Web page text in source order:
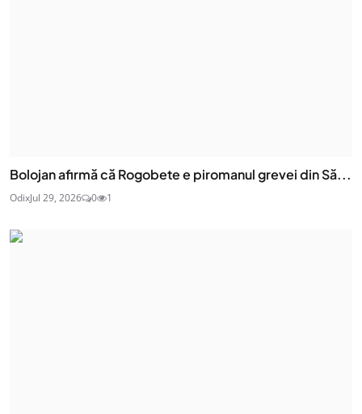
Bolojan afirmă că Rogobete e piromanul grevei din Să...
OdixJul 29, 2026 0 1